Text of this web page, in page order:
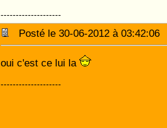
--------------------
Posté le 30-06-2012 à
oui c'est ce lui la
--------------------